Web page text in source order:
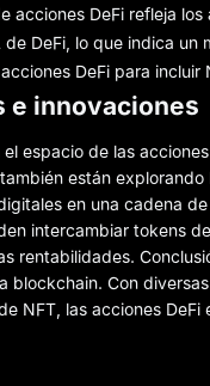
acciones DeFi refleja
DeFi, lo que indica un
DeFi para
e innovaciones
espacio de las
están
en una cadena
intercambiar tokens
rentabilidades.
blockchain. Con
NFT, las acciones